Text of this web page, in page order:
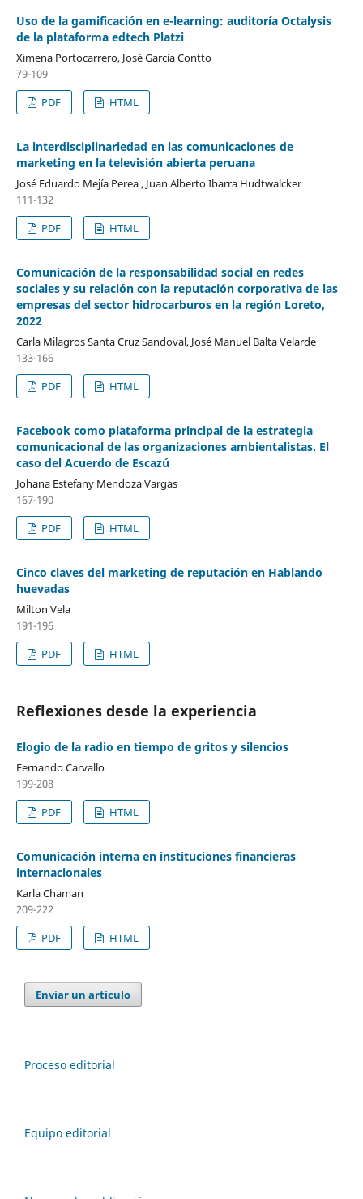
Uso de la gamificación en e-learning: auditoría Octalysis
de la plataforma edtech Platzi
Ximena Portocarrero, José García Contto
79-109
PDF
HTML
La interdisciplinariedad en las comunicaciones de
marketing en la televisión abierta peruana
José Eduardo Mejía Perea , Juan Alberto Ibarra Hudtwalcker
111-132
PDF
HTML
Comunicación de la responsabilidad social en redes
sociales y su relación con la reputación corporativa de las
empresas del sector hidrocarburos en la región Loreto,
2022
Carla Milagros Santa Cruz Sandoval, José Manuel Balta Velarde
133-166
PDF
HTML
Facebook como plataforma principal de la estrategia
comunicacional de las organizaciones ambientalistas. El
caso del Acuerdo de Escazú
Johana Estefany Mendoza Vargas
167-190
PDF
HTML
Cinco claves del marketing de reputación en Hablando
huevadas
Milton Vela
191-196
PDF
HTML
Reflexiones desde la experiencia
Elogio de la radio en tiempo de gritos y silencios
Fernando Carvallo
199-208
PDF
HTML
Comunicación interna en instituciones financieras
internacionales
Karla Chaman
209-222
PDF
HTML
Enviar un artículo
Proceso editorial
Equipo editorial